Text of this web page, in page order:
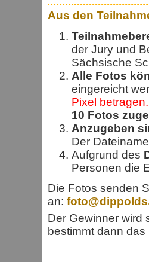
Aus den
der Jury und
Sächsische
Alle Fotos
eingereicht
Pixel betragen.
10 Fotos
Anzugeben
Der
Aufgrund des
Personen die
Die Fotos senden
an:
Der Gewinner wird
bestimmt dann